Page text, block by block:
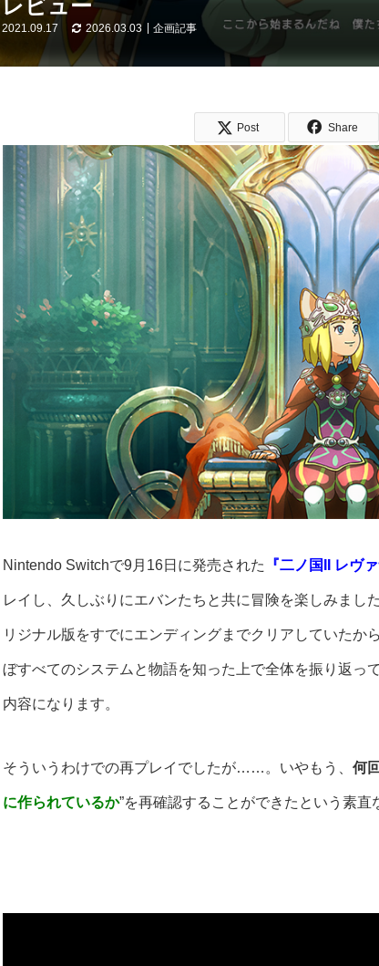
2021.09.17 2026.03.03 企画記事
Post Share
Nintendo Switchで9月16日に発売された 『二ノ国II レヴ
レイし、久しぶりにエバンたちと共に冒険を楽しみまし
リジナル版をすでにエンディングまでクリアしていたか
ぼすべてのシステムと物語を知った上で全体を振り返っ
内容になります。
そういうわけでの再プレイでしたが……。いやもう、 何
に作られているか”を再確認することができたという素直